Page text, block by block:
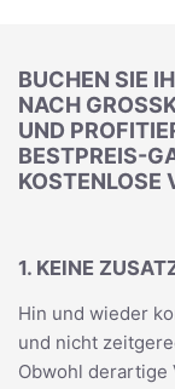
BUCHEN SIE
NACH
ND
ESTPREIS-
OSTENLOSE
1. KEINE
Hin und wieder
und nicht
Obwohl derartige